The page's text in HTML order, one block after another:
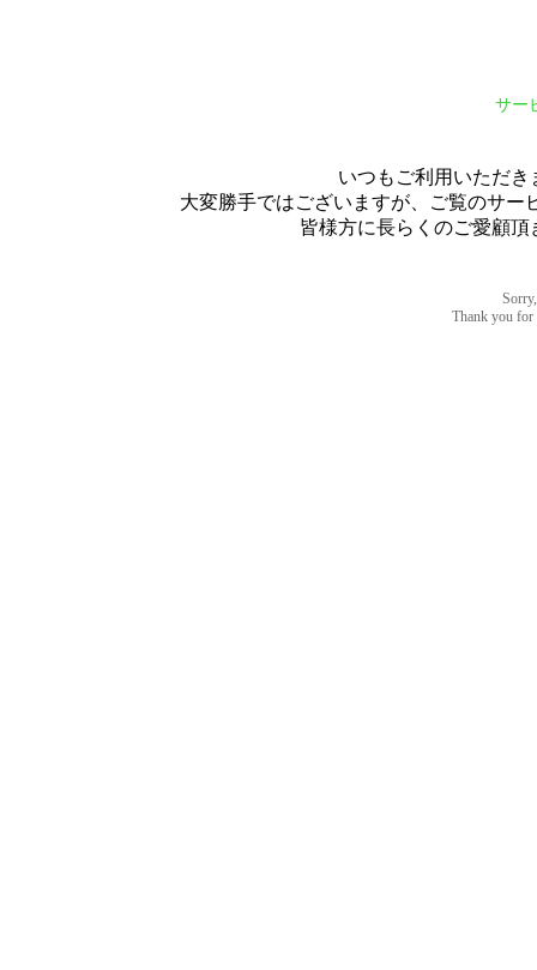
サー
いつもご利用いただ
大変勝手ではございますが、ご覧のサー
皆様方に長らくのご愛顧
Thank you for